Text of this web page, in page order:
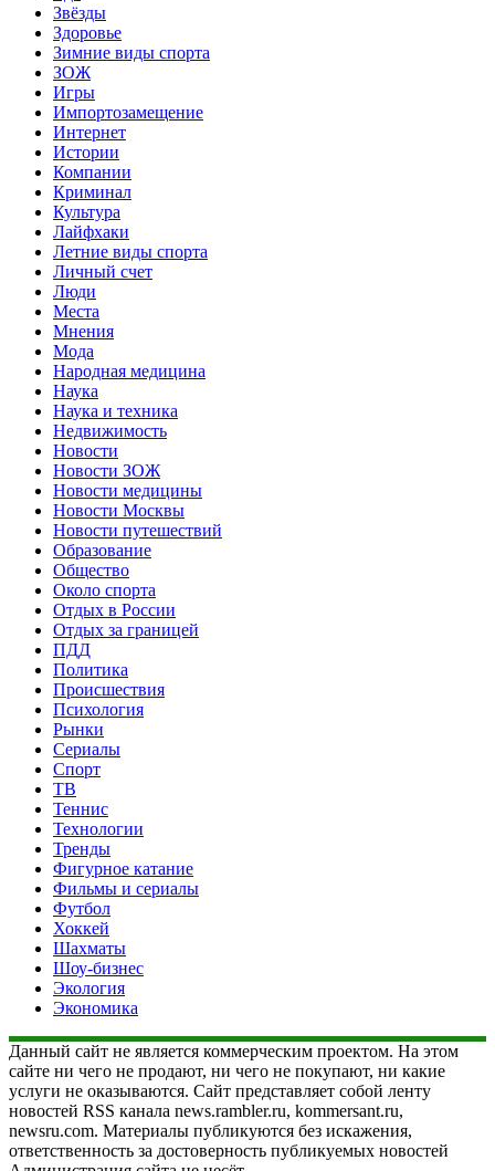
Звёзды
Здоровье
Зимние виды спорта
ЗОЖ
Игры
Импортозамещение
Интернет
Истории
Компании
Криминал
Культура
Лайфхаки
Летние виды спорта
Личный счет
Люди
Места
Мнения
Мода
Народная медицина
Наука
Наука и техника
Недвижимость
Новости
Новости ЗОЖ
Новости медицины
Новости Москвы
Новости путешествий
Образование
Общество
Около спорта
Отдых в России
Отдых за границей
ПДД
Политика
Происшествия
Психология
Рынки
Сериалы
Спорт
ТВ
Теннис
Технологии
Тренды
Фигурное катание
Фильмы и сериалы
Футбол
Хоккей
Шахматы
Шоу-бизнес
Экология
Экономика
Данный сайт не является коммерческим проектом. На этом
сайте ни чего не продают, ни чего не покупают, ни какие
услуги не оказываются. Сайт представляет собой ленту
новостей RSS канала news.rambler.ru, kommersant.ru,
newsru.com. Материалы публикуются без искажения,
ответственность за достоверность публикуемых новостей